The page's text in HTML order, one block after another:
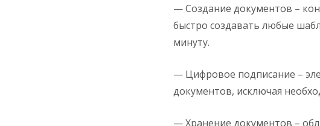
— Создание документов –
быстро создавать любые
минуту.
— Цифровое подписание –
документов, исключая
— Хранение документов –